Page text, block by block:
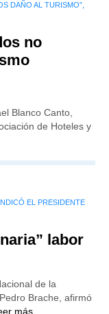
DAÑO AL TURISMO”,
no
Blanco Canto,
de Hoteles y
EL PRESIDENTE
labor
de la
Brache, afirmó
más